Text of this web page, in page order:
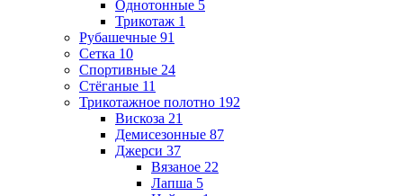
Однотонные 5
Трикотаж 1
Рубашечные 91
Сетка 10
Спортивные 24
Стёганые 11
Трикотажное полотно 192
Вискоза 21
Демисезонные 87
Джерси 37
Вязаное 22
Лапша 5